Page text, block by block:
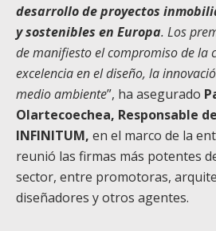
desarrollo de proyectos
y sostenibles en Europa. Los
de manifiesto el compromiso de la
excelencia en el diseño, la
medio ambiente”, ha asegurado
Olartecoechea, Responsable
INFINITUM, en el marco de la
reunió las firmas más potentes
sector, entre promotoras,
diseñadores y otros agentes.